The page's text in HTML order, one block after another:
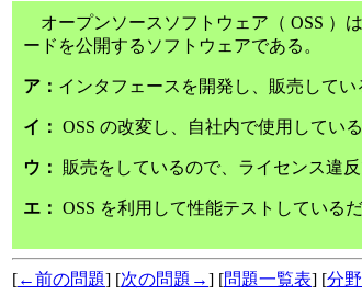
オープンソースソフトウェア（ OSS ）
ードを公開するソフトウェアである。
ア： インタフェースを開発し、販売してい
イ： OSS の改変し、自社内で使用してい
ウ： 販売をしているので、ライセンス違反
エ： OSS を利用して性能テストしている
[←前の問題] [次の問題→] [問題一覧表] [分